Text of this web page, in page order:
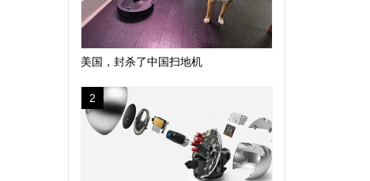
美国，封杀了中国扫地机
2